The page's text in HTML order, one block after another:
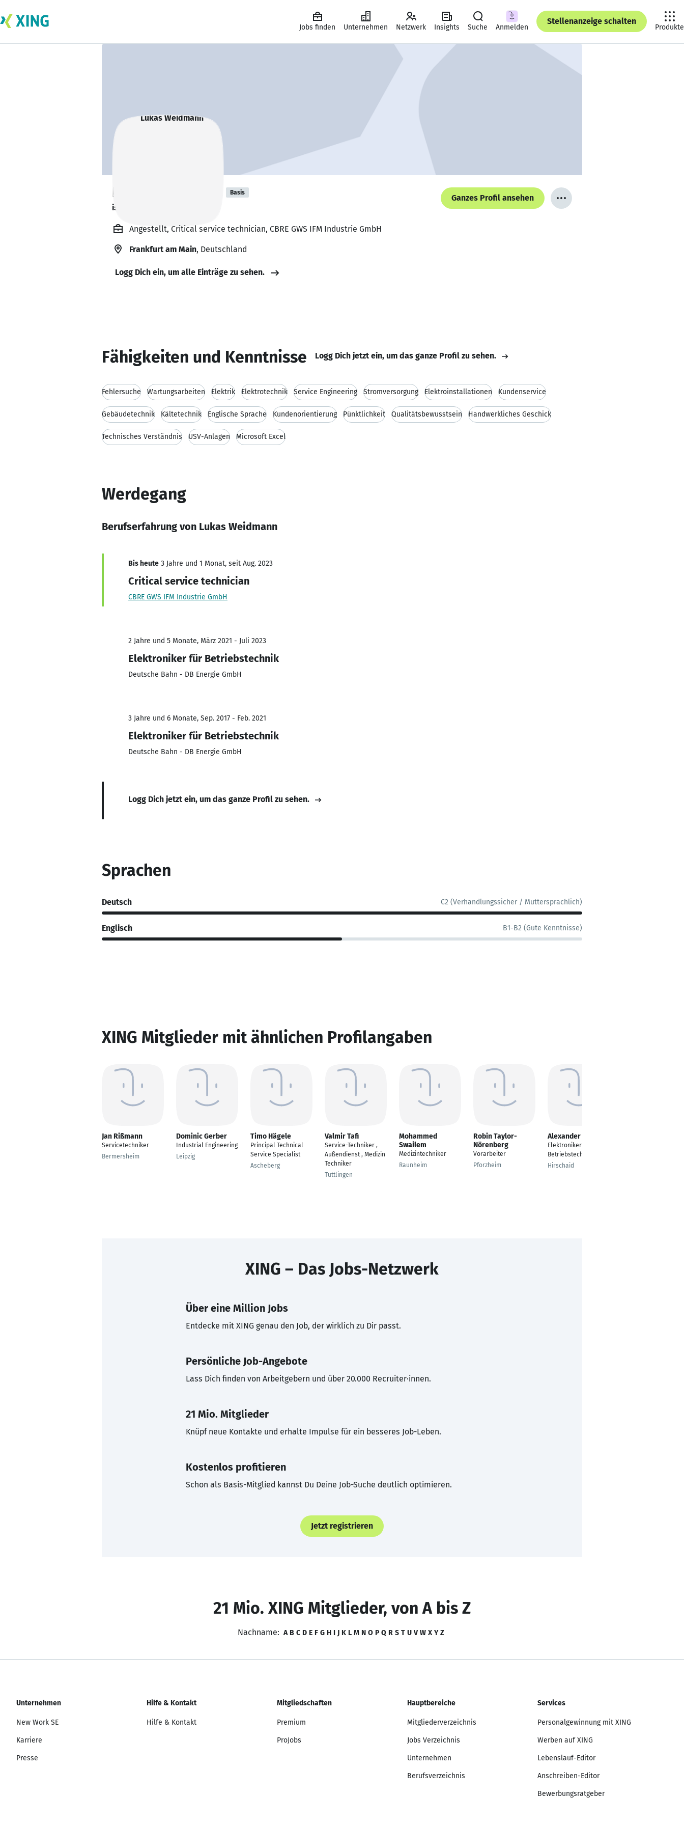
Jobs finden Unternehmen Netzwerk Insights Suche Anmelden
Stellenanzeige schalten
Produkte
Lukas Weidmann Basis
ist offen für Projekte. 🔎
Ganzes Profil ansehen
Angestellt, Critical service technician, CBRE GWS IFM Industrie GmbH
Frankfurt am Main, Deutschland
Logg Dich ein, um alle Einträge zu sehen.
Fähigkeiten und Kenntnisse Logg Dich jetzt ein, um das ganze Profil zu sehen.
Fehlersuche Wartungsarbeiten Elektrik Elektrotechnik Service Engineering Stromversorgung Elektroinstallationen Kundenservice
Gebäudetechnik Kältetechnik Englische Sprache Kundenorientierung Pünktlichkeit Qualitätsbewusstsein Handwerkliches Geschick
Technisches Verständnis USV-Anlagen Microsoft Excel
Werdegang
Berufserfahrung von Lukas Weidmann
Bis heute 3 Jahre und 1 Monat, seit Aug. 2023
Critical service technician
CBRE GWS IFM Industrie GmbH
2 Jahre und 5 Monate, März 2021 - Juli 2023
Elektroniker für Betriebstechnik
Deutsche Bahn - DB Energie GmbH
3 Jahre und 6 Monate, Sep. 2017 - Feb. 2021
Elektroniker für Betriebstechnik
Deutsche Bahn - DB Energie GmbH
Logg Dich jetzt ein, um das ganze Profil zu sehen.
Sprachen
Deutsch C2 (Verhandlungssicher / Muttersprachlich)
Englisch B1-B2 (Gute Kenntnisse)
XING Mitglieder mit ähnlichen Profilangaben
Jan Rißmann
Servicetechniker
Bermersheim
Dominic Gerber
Industrial Engineering
Leipzig
Timo Hägele
Principal Technical
Service Specialist
Ascheberg
Valmir Tafi
Service-Techniker ,
Außendienst , Medizin
Techniker
Tuttlingen
Mohammed
Swailem
Medizintechniker
Raunheim
Robin Taylor-
Nörenberg
Vorarbeiter
Pforzheim
Alexander Kecman
Elektroniker für
Betriebstechnik
Hirschaid
XING – Das Jobs-Netzwerk
Über eine Million Jobs
Entdecke mit XING genau den Job, der wirklich zu Dir passt.
Persönliche Job-Angebote
Lass Dich finden von Arbeitgebern und über 20.000 Recruiter·innen.
21 Mio. Mitglieder
Knüpf neue Kontakte und erhalte Impulse für ein besseres Job-Leben.
Kostenlos profitieren
Schon als Basis-Mitglied kannst Du Deine Job-Suche deutlich optimieren.
Jetzt registrieren
21 Mio. XING Mitglieder, von A bis Z
Nachname: A B C D E F G H I J K L M N O P Q R S T U V W X Y Z
Unternehmen
New Work SE
Karriere
Presse
Hilfe & Kontakt
Hilfe & Kontakt
Mitgliedschaften
Premium
ProJobs
Hauptbereiche
Mitgliederverzeichnis
Jobs Verzeichnis
Unternehmen
Berufsverzeichnis
Services
Personalgewinnung mit XING
Werben auf XING
Lebenslauf-Editor
Anschreiben-Editor
Bewerbungsratgeber